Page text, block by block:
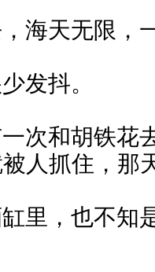
海天无限，
发抖。
次和胡铁花
人抓住，那
里，也不知